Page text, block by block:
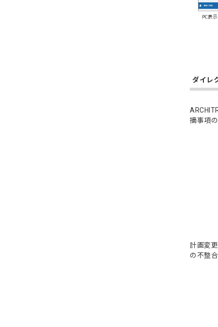
ダイレ
摘事項
計画変
の不整